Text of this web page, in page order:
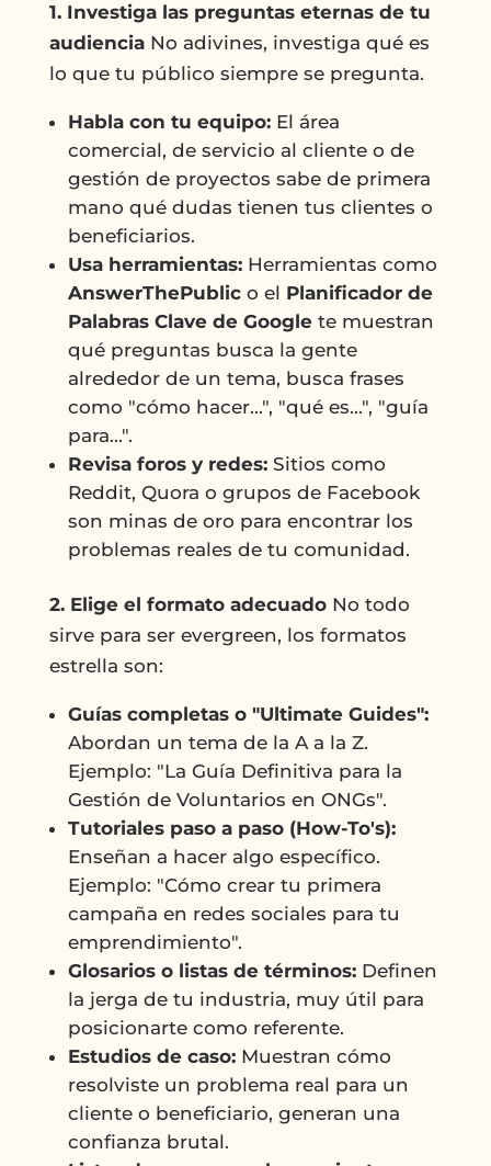
1. Investiga las preguntas eternas de tu
audienciaNo adivines, investiga qué es
lo que tu público siempre se pregunta.
Habla con tu equipo:El área
comercial, de servicio al cliente o de
gestión de proyectos sabe de primera
mano qué dudas tienen tus clientes o
beneficiarios.
Usa herramientas:Herramientas como
AnswerThePublico el Planificador de
Palabras Clave de Googlete muestran
qué preguntas busca la gente
alrededor de un tema, busca frases
como "cómo hacer...", "qué es...", "guía
para...".
Revisa foros y redes:Sitios como
Reddit, Quora o grupos de Facebook
son minas de oro para encontrar los
problemas reales de tu comunidad.
2. Elige el formato adecuadoNo todo
sirve para ser evergreen, los formatos
estrella son:
Guías completas o "Ultimate Guides":
Abordan un tema de la A a la Z.
Ejemplo: "La Guía Definitiva para la
Gestión de Voluntarios en ONGs".
Tutoriales paso a paso (How-To's):
Enseñan a hacer algo específico.
Ejemplo: "Cómo crear tu primera
campaña en redes sociales para tu
emprendimiento".
Glosarios o listas de términos:Definen
la jerga de tu industria, muy útil para
posicionarte como referente.
Estudios de caso:Muestran cómo
resolviste un problema real para un
cliente o beneficiario, generan una
confianza brutal.